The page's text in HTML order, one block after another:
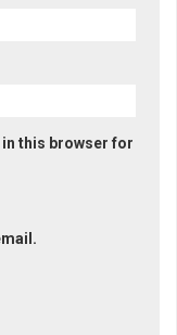
in this browser for